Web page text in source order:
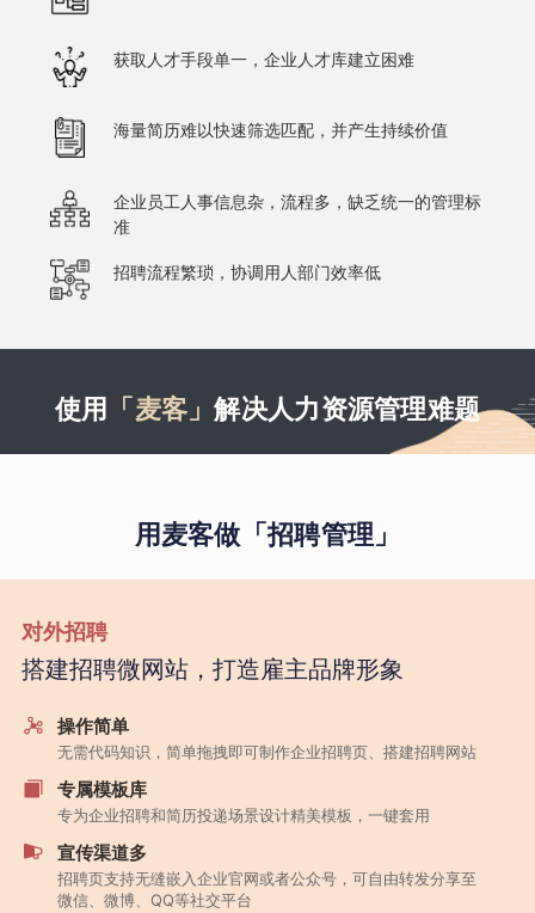
获取人才手段单一，企业人才库建立困难
海量简历难以快速筛选匹配，并产生持续价值
企业员工人事信息杂，流程多，缺乏统一的管理标
准
招聘流程繁琐，协调用人部门效率低
使用 「麦客」解决人力资源管理难题
用麦客做「招聘管理」
对外招聘
搭建招聘微网站，打造雇主品牌形象
操作简单
无需代码知识，简单拖拽即可制作企业招聘页、搭建招聘网站
专属模板库
专为企业招聘和简历投递场景设计精美模板，一键套用
宣传渠道多
招聘页支持无缝嵌入企业官网或者公众号，可自由转发分享至
微信、微博、QQ等社交平台